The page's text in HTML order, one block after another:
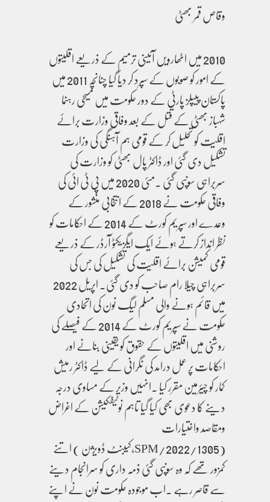
وقاص قمر بھٹی
2010 میں اٹھارویں آئینی ترمیم کے ذریعے اقلیتوں
کے امور کو صوبوں کے سپرد کر دیا گیا چنانچہ 2011 میں
پاکستان پیپلز پارٹی کے دور حکومت میں مسیحی رہنما
شہباز بھٹی کے قتل کے بعد وفاقی وزارت برائے
اقلیت کو تحلیل کر کے قومی ہم آہنگی کی وزارت
تشکیل دی گئی اور ڈاکٹر پال بھٹی کو وزارت کی
سربراہی سونپی گئی ۔مئی 2020 میں پی ٹی ائی کی
وفاقی حکومت نے 2018 کے انتخابی منشور کے
وعدے اور سپریم کورٹ کے 2014 کے احکامات کو
نظر انداز کرتے ہوئے ایک ایگزیکٹو آرڈر کے ذریعے
قومی کمیشن برائے اقلیت کی تشکیل کی جس کی
سربراہی چیلا رام صاحب کو دی گئی۔ اپریل 2022
میں قائم ہونے والی مسلم لیگ نون کی اتحادی
حکومت نے سپریم کورٹ کے 2014 کے فیصلے کی
روشنی میں اقلیتوں کے حقوق کو یقینی بنانے اور
احکامات پر عمل درامد کی نگرانی کے لیے ڈاکٹر رمیش
کمار کو چیئرمین مقرر کیا ۔انہیں وزیر کے مساوی درجہ
دینے کا دعوی بھی کیا گیا تاہم نوٹیفکیشن کے اغراض
ومقاصد واختیارات
(SPM/2022/1305,کیبنٹ ڈویژن ) اتنے
کمزور تھے کہ وہ سونپی گئی ذمہ داری کو سرانجام دینے
سے قاصر رہے ۔اب موجودہ حکومت نون نے اپنے